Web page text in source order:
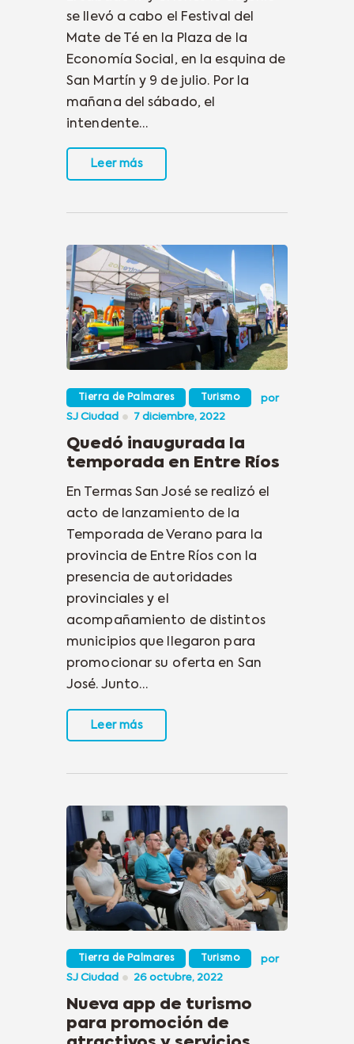
se llevó a cabo el Festival del
Mate de Té en la Plaza de la
Economía Social, en la esquina de
San Martín y 9 de julio. Por la
mañana del sábado, el
intendente…
Leer más
Tierra de Palmares Turismo
por
SJ Ciudad
7 diciembre, 2022
Quedó inaugurada la
temporada en Entre Ríos
En Termas San José se realizó el
acto de lanzamiento de la
Temporada de Verano para la
provincia de Entre Ríos con la
presencia de autoridades
provinciales y el
acompañamiento de distintos
municipios que llegaron para
promocionar su oferta en San
José. Junto…
Leer más
Tierra de Palmares Turismo
por
SJ Ciudad
26 octubre, 2022
Nueva app de turismo
para promoción de